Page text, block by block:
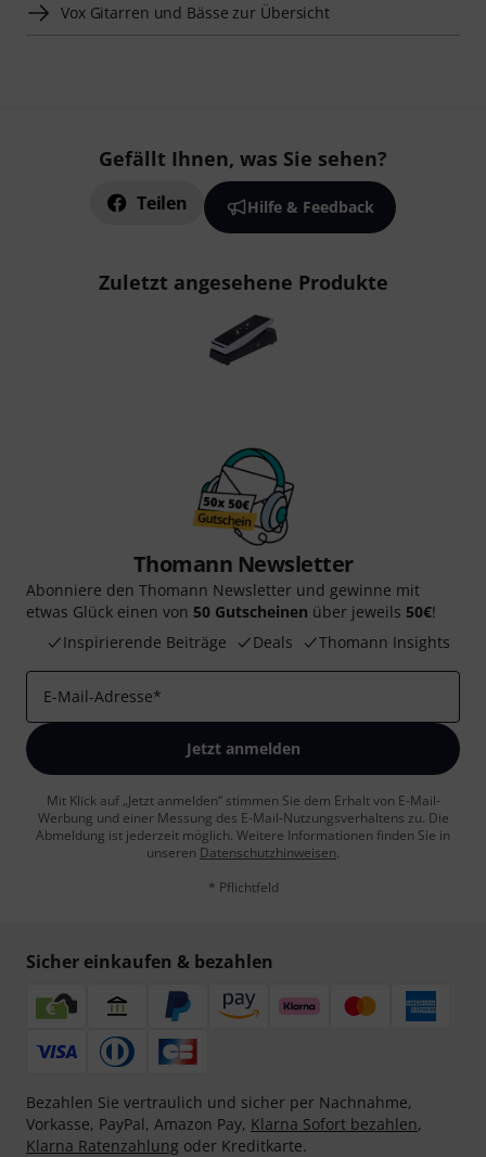
Vox Gitarren und Bässe zur Übersicht
Gefällt Ihnen, was Sie sehen?
Teilen Hilfe & Feedback
Zuletzt angesehene Produkte
Thomann Newsletter
Abonniere den Thomann Newsletter und gewinne mit
etwas Glück einen von 50 Gutscheinen über jeweils 50€!
Inspirierende Beiträge
Deals Thomann Insights
E-Mail-Adresse*
Jetzt anmelden
Mit Klick auf „Jetzt anmelden“ stimmen Sie dem Erhalt von E-Mail-
Werbung und einer Messung des E-Mail-Nutzungsverhaltens zu. Die
Abmeldung ist jederzeit möglich. Weitere Informationen finden Sie in
unseren Datenschutzhinweisen.
* Pflichtfeld
Sicher einkaufen & bezahlen
Bezahlen Sie vertraulich und sicher per Nachnahme,
Vorkasse, PayPal, Amazon Pay, Klarna Sofort bezahlen,
Klarna Ratenzahlung oder Kreditkarte.